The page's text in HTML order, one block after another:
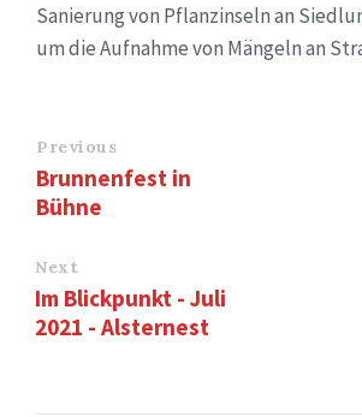
Sanierung von Pflanzinseln an
um die Aufnahme von Mängeln an
Previous
Brunnenfest in
Bühne
Next
Im Blickpunkt - Juli
2021 - Alsternest